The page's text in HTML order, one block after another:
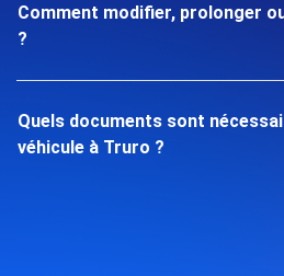
Comment modifier, prolonger
?
Quels documents sont
véhicule à Truro ?